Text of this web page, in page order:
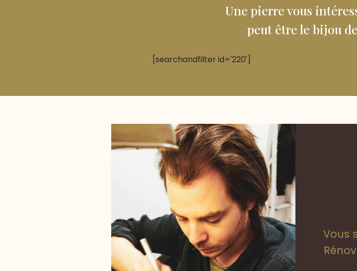
Une pierre vous
peut être le bijou
[searchandfilter id='220']
Vous